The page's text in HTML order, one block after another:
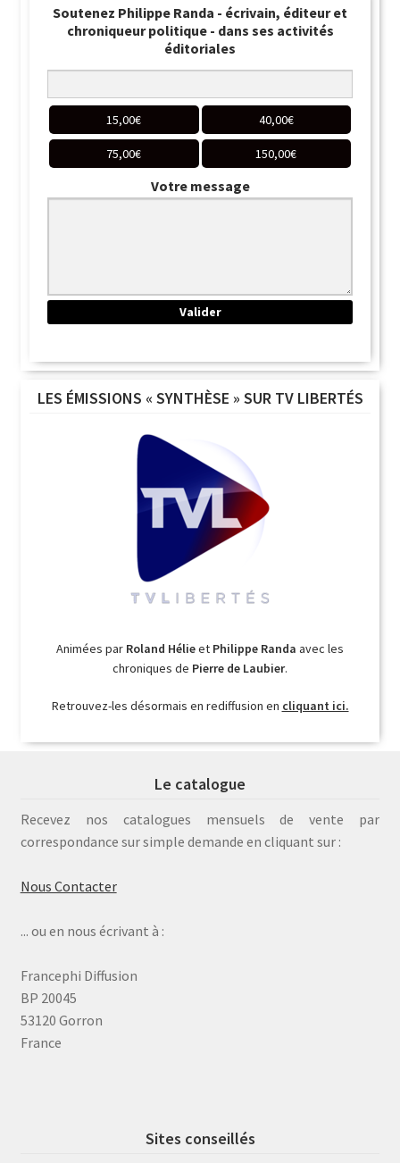
Soutenez Philippe Randa - écrivain, éditeur et
chroniqueur politique - dans ses activités
éditoriales
15,00€ 40,00€
75,00€ 150,00€
Votre message
LES ÉMISSIONS « SYNTHÈSE » SUR TV LIBERTÉS
Animées par Roland Hélieet Philippe Randa avec les
chroniques de Pierre de Laubier.
Retrouvez-les désormais en rediffusion en cliquant ici.
Le catalogue
Recevez nos catalogues mensuels de vente par
correspondance sur simple demande en cliquant sur :
Nous Contacter
... ou en nous écrivant à :
Francephi Diffusion
BP 20045
53120 Gorron
France
Sites conseillés